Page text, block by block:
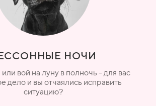
НОЧИ
вой на луну в полночь - для вас
дело и вы отчаялись исправить
ситуацию?